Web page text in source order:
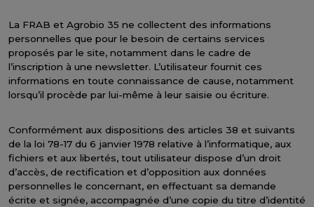
La FRAB et Agrobio 35 ne collectent des informations
personnelles que pour le besoin de certains services
proposés par le site, notamment dans le cadre de
l’inscription à une newsletter. L’utilisateur fournit ces
informations en toute connaissance de cause, notamment
lorsqu’il procède par lui-même à leur saisie ou écriture.
Conformément aux dispositions des articles 38 et suivants
de la loi 78-17 du 6 janvier 1978 relative à l’informatique, aux
fichiers et aux libertés, tout utilisateur dispose d’un droit
d’accès, de rectification et d’opposition aux données
personnelles le concernant, en effectuant sa demande
écrite et signée, accompagnée d’une copie du titre d’identité